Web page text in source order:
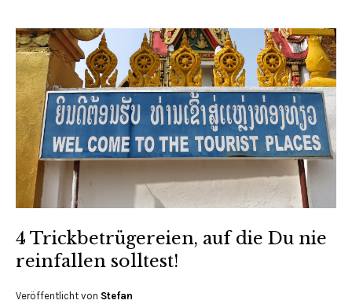
4 Trickbetrügereien, auf die Du nie
reinfallen solltest!
Veröffentlicht von Stefan